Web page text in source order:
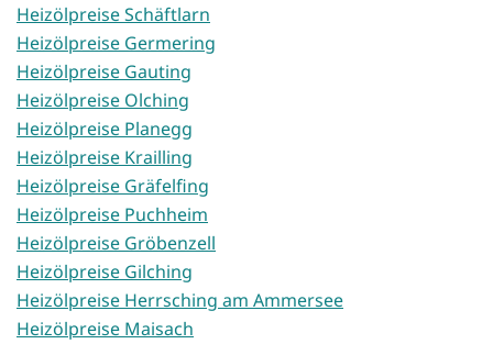
Heizölpreise Schäftlarn
Heizölpreise Germering
Heizölpreise Gauting
Heizölpreise Olching
Heizölpreise Planegg
Heizölpreise Krailling
Heizölpreise Gräfelfing
Heizölpreise Puchheim
Heizölpreise Gröbenzell
Heizölpreise Gilching
Heizölpreise Herrsching am Ammersee
Heizölpreise Maisach